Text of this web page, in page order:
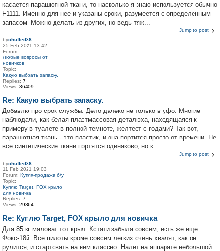
касается парашютной ткани, то насколько я знаю используется обычно
F1111. Именно для нее и указаны сроки, разумеется с определенным
запасом. Можно делать из других, но ведь тяж...
Jump to post
bychuffed88
25 Feb 2021 13:42
Forum:
Любые вопросы от
новичков
Topic:
Какую выбрать запаску.
Replies: 7
Views: 36409
Re: Какую выбрать запаску.
Добавлю про срок службы. Дело далеко не только в уфо. Многие
наблюдали, как белая пластмассовая деталюха, находящаяся к
примеру в туалете в полной темноте, желтеет с годами? Так вот,
парашютная ткань - это пластик, и она портится просто от времени. Не
все синтетические ткани портятся одинаково, но к...
Jump to post
bychuffed88
11 Feb 2021 19:03
Forum: Купля-продажа б/у
Topic:
Куплю Target, FOX крыло
для новичка
Replies: 7
Views: 29364
Re: Куплю Target, FOX крыло для новичка
Для 85 кг маловат тот крыл. Кстати забыла совсем, есть же еще
Фокс-18й. Все пилоты кроме совсем легких очень хвалят, как он
рулится, и стартовать на нем классно. Налет на аппарате небольшой